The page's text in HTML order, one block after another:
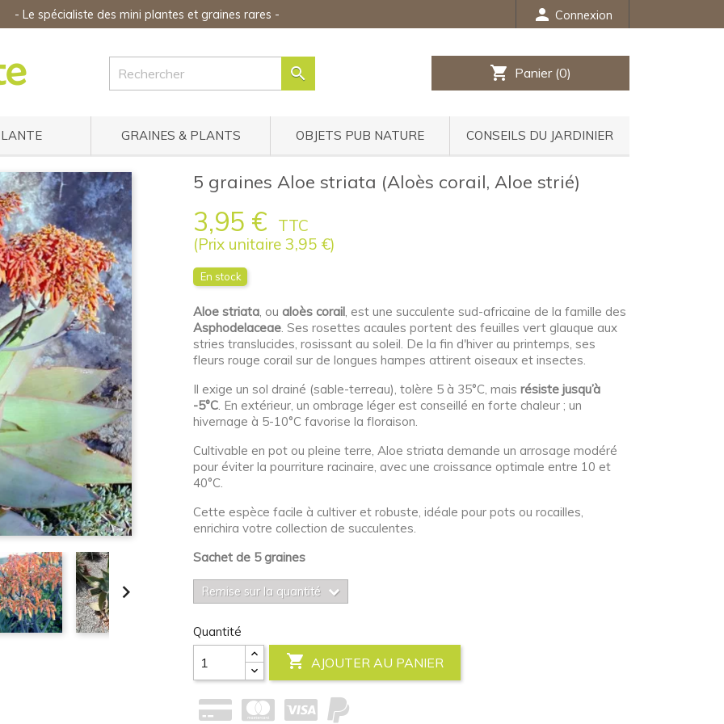
- Le spécialiste des mini plantes et graines rares - person Connexion
 shopping_cart Panier (0)
GRAINES & PLANTS OBJETS PUB NATURE CONSEILS DU JARDINIER

5 graines Aloe striata (Aloès corail, Aloe strié)
3,95 €
TTC
(Prix unitaire 3,95 €)
En stock
Aloe striata, ou aloès corail, est une succulente sud-africaine de la famille des
Asphodelaceae. Ses rosettes acaules portent des feuilles vert glauque aux
stries translucides, rosissant au soleil. De la fin d'hiver au printemps, ses
fleurs rouge corail sur de longues hampes attirent oiseaux et insectes.
Il exige un sol drainé (sable-terreau), tolère 5 à 35°C, mais résiste jusqu’à
-5°C. En extérieur, un ombrage léger est conseillé en forte chaleur ; un
hivernage à 5-10°C favorise la floraison.
Cultivable en pot ou pleine terre, Aloe striata demande un arrosage modéré
pour éviter la pourriture racinaire, avec une croissance optimale entre 10 et
40°C.
Cette espèce facile à cultiver et robuste, idéale pour pots ou rocailles,
enrichira votre collection de succulentes.
Sachet de 5 graines
Remise sur la quantité
Quantité
 AJOUTER AU PANIER